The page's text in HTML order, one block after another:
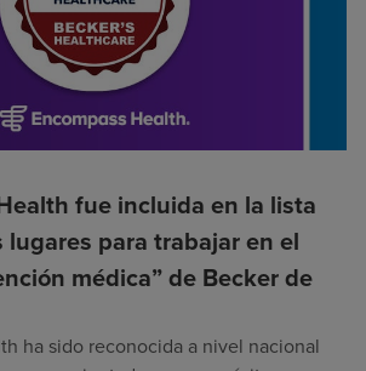
fue incluida en la lista
lugares para trabajar en el
médica” de Becker de
ha sido reconocida a nivel nacional